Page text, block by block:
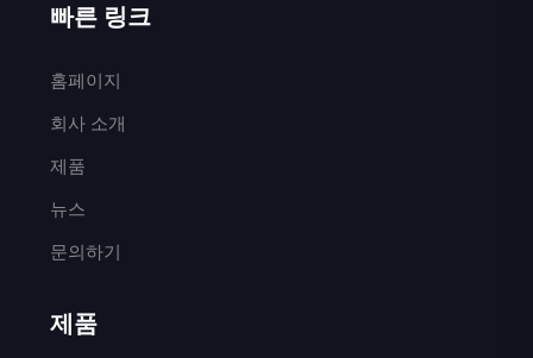
빠른 링크
홈페이지
회사 소개
제품
뉴스
문의하기
제품